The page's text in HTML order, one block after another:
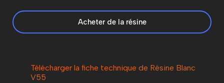
Acheter de la résine
Télécharger la fiche technique de Résine Blanc
V55